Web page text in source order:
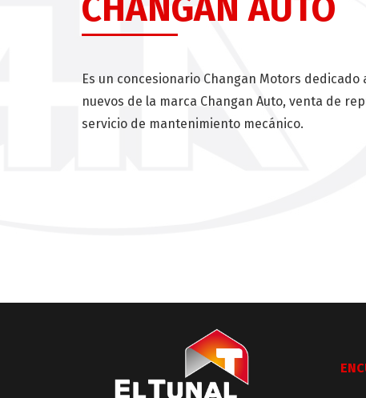
CHANGAN AUTO
Es un concesionario Changan Motors dedicado
nuevos de la marca Changan Auto, venta de
servicio de mantenimiento mecánico.